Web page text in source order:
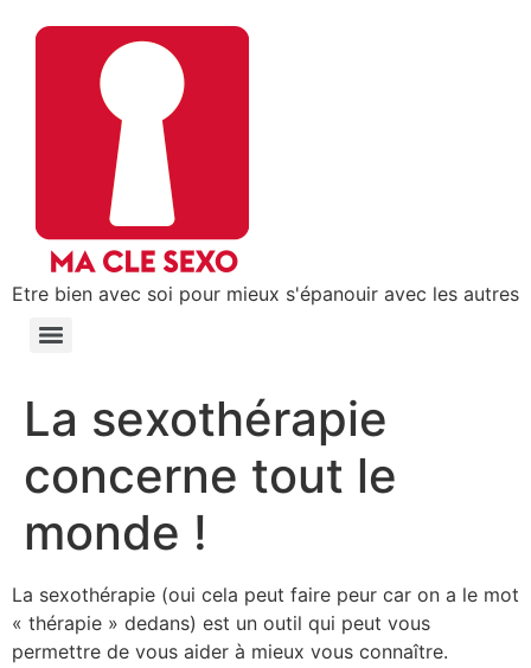
Etre bien avec soi pour mieux s'épanouir avec les autres
La sexothérapie
concerne tout le
monde !
La sexothérapie (oui cela peut faire peur car on a le mot
« thérapie » dedans) est un outil qui peut vous
permettre de vous aider à mieux vous connaître.